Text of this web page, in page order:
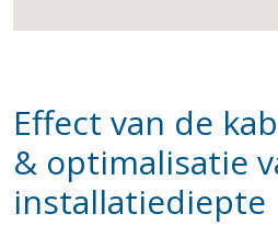
Effect van de
& optimalisatie
installatiediepte